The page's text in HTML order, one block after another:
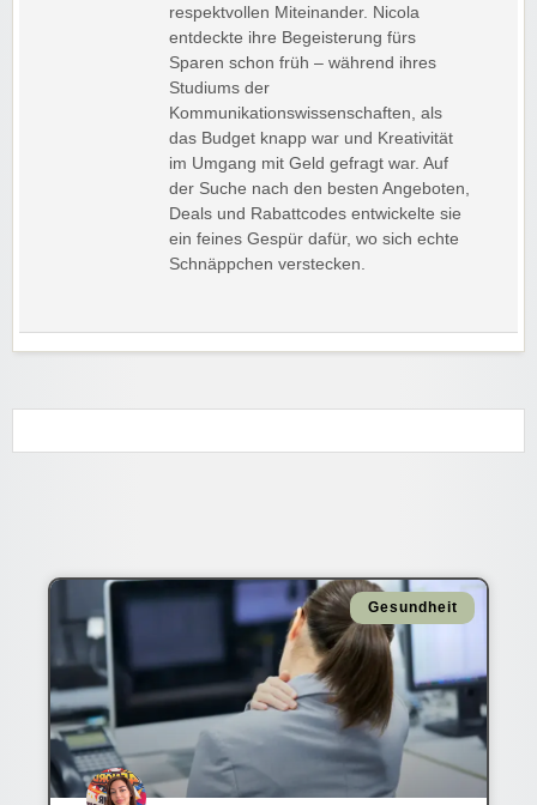
respektvollen Miteinander. Nicola
entdeckte ihre Begeisterung fürs
Sparen schon früh – während ihres
Studiums der
Kommunikationswissenschaften, als
das Budget knapp war und Kreativität
im Umgang mit Geld gefragt war. Auf
der Suche nach den besten Angeboten,
Deals und Rabattcodes entwickelte sie
ein feines Gespür dafür, wo sich echte
Schnäppchen verstecken.
Gesundheit